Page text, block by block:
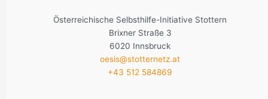
Österreichische Selbsthilfe-Initiative Stottern
Brixner Straße 3
6020 Innsbruck
oesis@stotternetz.at
+43 512 584869